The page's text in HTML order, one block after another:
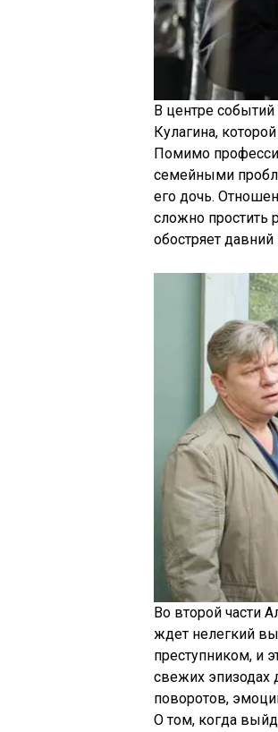
В центре
Кулагина,
Помимо
семейными
его дочь.
сложно простить
обостряет
Во второй части
ждет нелегкий
преступником, и
свежих эпизодах
поворотов,
О том, когда